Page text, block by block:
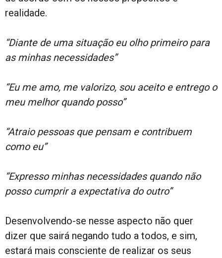
realidade.
“Diante de uma situação eu olho primeiro para
as minhas necessidades”
“Eu me amo, me valorizo, sou aceito e entrego o
meu melhor quando posso”
“Atraio pessoas que pensam e contribuem
como eu”
“Expresso minhas necessidades quando não
posso cumprir a expectativa do outro”
Desenvolvendo-se nesse aspecto não quer
dizer que sairá negando tudo a todos, e sim,
estará mais consciente de realizar os seus